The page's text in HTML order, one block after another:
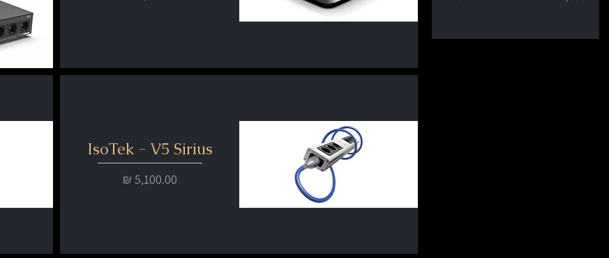
IsoTek - V5 Sirius
מחיר